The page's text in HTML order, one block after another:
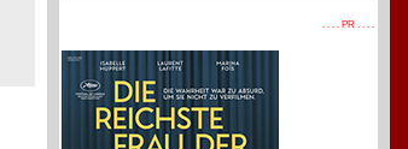
. . . . PR . . . .